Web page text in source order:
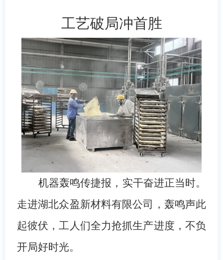
工艺破局冲首胜
机器轰鸣传捷报，实干奋进正当时。
走进湖北众盈新材料有限公司，轰鸣声此
起彼伏，工人们全力抢抓生产进度，不负
开局好时光。